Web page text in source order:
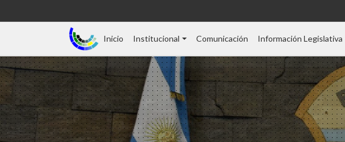
Inicio Institucional Comunicación Información Legislativa